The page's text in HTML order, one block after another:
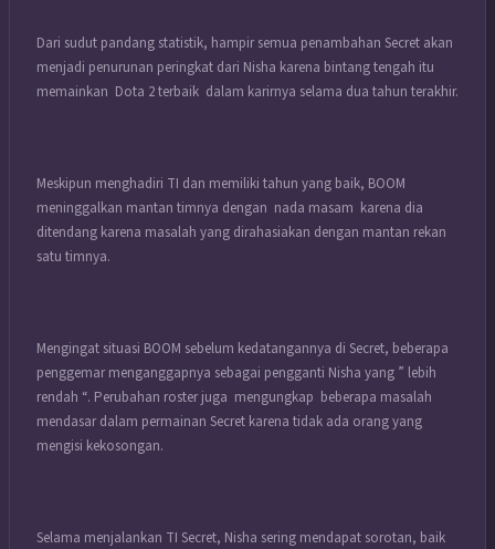
Dari sudut pandang statistik, hampir semua penambahan Secret akan
menjadi penurunan peringkat dari Nisha karena bintang tengah itu
memainkan Dota 2 terbaik dalam karirnya selama dua tahun terakhir.
Meskipun menghadiri TI dan memiliki tahun yang baik, BOOM
meninggalkan mantan timnya dengan nada masam karena dia
ditendang karena masalah yang dirahasiakan dengan mantan rekan
satu timnya.
Mengingat situasi BOOM sebelum kedatangannya di Secret, beberapa
penggemar menganggapnya sebagai pengganti Nisha yang ” lebih
rendah “. Perubahan roster juga mengungkap beberapa masalah
mendasar dalam permainan Secret karena tidak ada orang yang
mengisi kekosongan.
Selama menjalankan TI Secret, Nisha sering mendapat sorotan, baik